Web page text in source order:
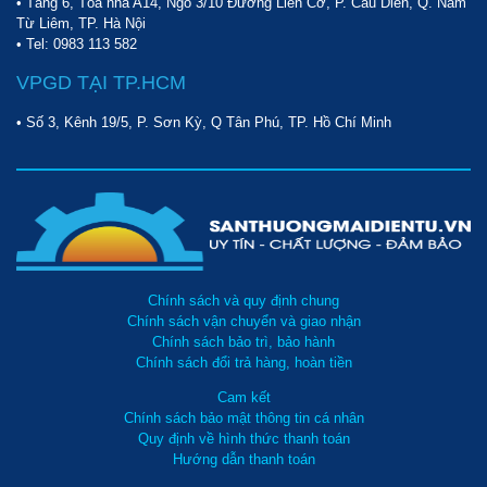
Từ Liêm, TP. Hà Nội
• Tel: 0983 113 582
VPGD TẠI TP.HCM
• Số 3, Kênh 19/5, P. Sơn Kỳ, Q Tân Phú, TP. Hồ Chí Minh
Chính sách và quy định chung
Chính sách vận chuyển và giao nhận
Chính sách bảo trì, bảo hành
Chính sách đổi trả hàng, hoàn tiền
Cam kết
Chính sách bảo mật thông tin cá nhân
Quy định về hình thức thanh toán
Hướng dẫn thanh toán